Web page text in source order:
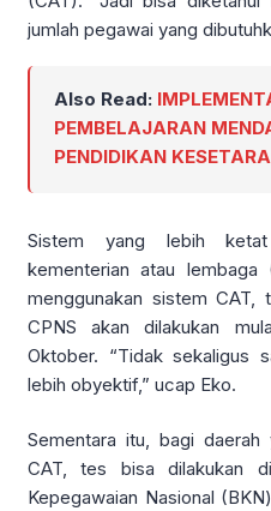
jumlah pegawai yang
Also Read:
PEMBELAJARAN
PENDIDIKAN
Sistem yang lebih
kementerian atau
menggunakan sistem
CPNS akan dilakukan
Oktober. “Tidak sekaligus
lebih obyektif,” ucap Eko.
Sementara itu, bagi
CAT, tes bisa dilakukan
Kepegawaian Nasional